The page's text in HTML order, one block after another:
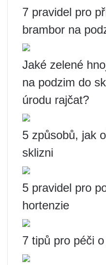
7 pravidel pro
brambor na
Jaké zelené
na podzim do
úrodu rajčat?
5 způsobů, jak
sklizni
5 pravidel pro
hortenzie
7 tipů pro péči